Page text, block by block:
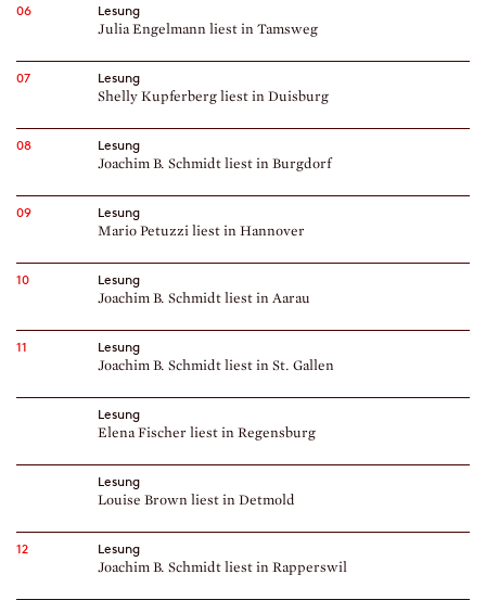
06
Lesung
Julia Engelmann liest in Tamsweg
07
Lesung
Shelly Kupferberg liest in Duisburg
08
Lesung
Joachim B. Schmidt liest in Burgdorf
09
Lesung
Mario Petuzzi liest in Hannover
10
Lesung
Joachim B. Schmidt liest in Aarau
11
Lesung
Joachim B. Schmidt liest in St. Gallen
Lesung
Elena Fischer liest in Regensburg
Lesung
Louise Brown liest in Detmold
12
Lesung
Joachim B. Schmidt liest in Rapperswil